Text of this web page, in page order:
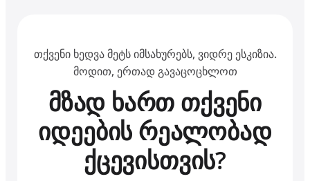
თქვენი ხედვა მეტს იმსახურებს, ვიდრე ესკიზია.
მოდით, ერთად გავაცოცხლოთ
მზად ხართ თქვენი
იდეების რეალობად
ქცევისთვის?